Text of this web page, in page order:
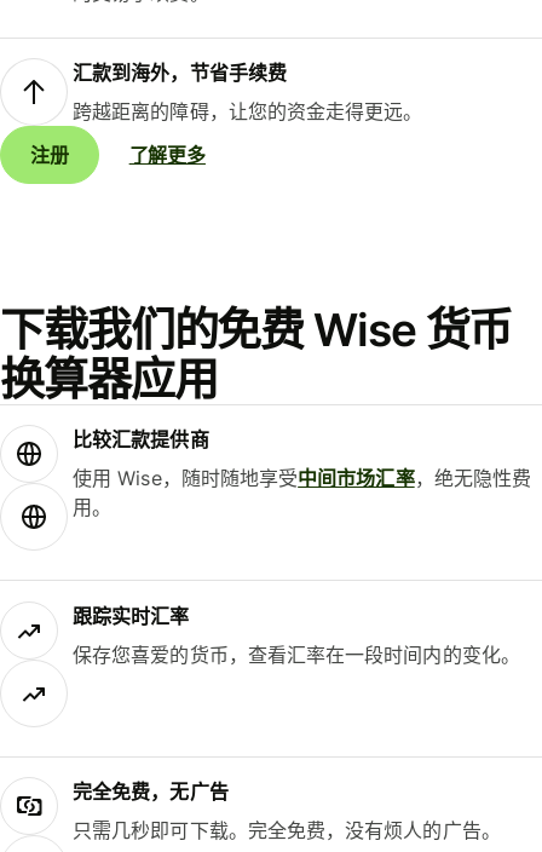
汇款到海外，节省手续费
跨越距离的障碍，让您的资金走得更远。
注册
了解更多
下载我们的免费 Wise 货币
换算器应用
比较汇款提供商
使用 Wise，随时随地享受中间市场汇率，绝无隐性费
用。
跟踪实时汇率
保存您喜爱的货币，查看汇率在一段时间内的变化。
完全免费，无广告
只需几秒即可下载。完全免费，没有烦人的广告。